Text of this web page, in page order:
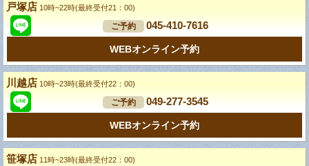
戸塚店 10時~22時(最終受付21：00)
ご予約 045-410-7616
WEBオンライン予約
川越店 10時~23時(最終受付22：00)
ご予約 049-277-3545
WEBオンライン予約
笹塚店 11時~23時(最終受付22：00)